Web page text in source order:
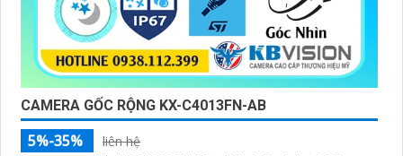
CAMERA GỐC RỘNG KX-C4013FN-AB
5%-35%
liên hệ